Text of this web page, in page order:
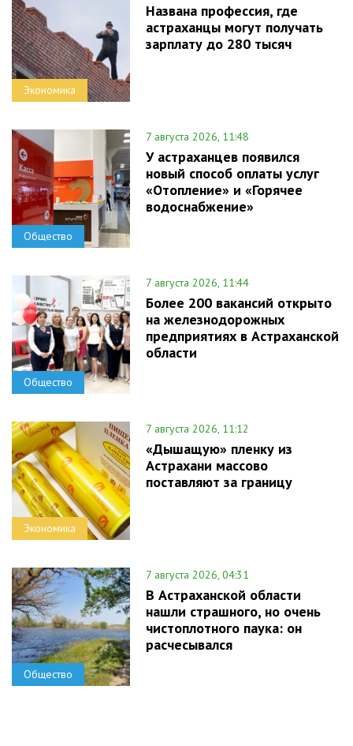
Экономика
Названа профессия, где
астраханцы могут получать
зарплату до 280 тысяч
Общество
7 августа 2026, 11:48
У астраханцев появился
новый способ оплаты услуг
«Отопление» и «Горячее
водоснабжение»
Общество
7 августа 2026, 11:44
Более 200 вакансий открыто
на железнодорожных
предприятиях в Астраханской
области
Экономика
7 августа 2026, 11:12
«Дышащую» пленку из
Астрахани массово
поставляют за границу
Общество
7 августа 2026, 04:31
В Астраханской области
нашли страшного, но очень
чистоплотного паука: он
расчесывался